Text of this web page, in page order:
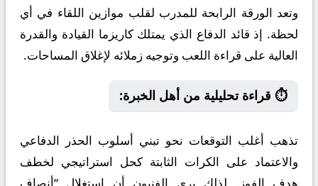
وتعد الورقة الرابحة للمدرب لقلب موازين اللقاء في أي
لحظة. إذ قائد الدفاع الذي يمتلك كاريزما القيادة والقدرة
العالية على قراءة اللعب وتوجيه زملائه لإغلاق المساحات.
⏱️ قراءة تحليلية من أهل الخبرة:
تذهب أغلب التوقعات نحو تبني أسلوب الحذر الدفاعي
والاعتماد على الكرات الثابتة كحل استراتيجي لخطف